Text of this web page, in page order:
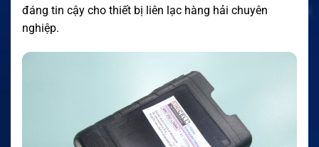
đáng tin cậy cho thiết bị liên lạc hàng hải chuyên
nghiệp.